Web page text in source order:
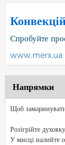
Спробуйте
www.merx.ua
Напрямки
Щоб
Розігрійте
У мисці налийте